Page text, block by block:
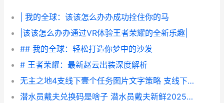
| 我的全球：该该怎么办办成功拴住你的马
|该该怎么办办通过VR体验王者荣耀的全新乐趣|
## 我的全球：轻松打造你梦中的沙发
# 王者荣耀：最新赵云出装深度解析
无主之地4支线下壹个任务图片文字策略 支线下壹个任务如何做 无主之地4支线任务
潜水员戴夫兑换码是啥子 潜水员戴夫新鲜2025兑换码同享 潜水员戴夫兑换吗